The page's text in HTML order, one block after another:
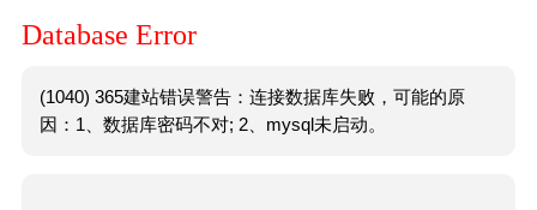
Database Error
(1040) 365建站错误警告：连接数据库失败，可能的原
因：1、数据库密码不对; 2、mysql未启动。